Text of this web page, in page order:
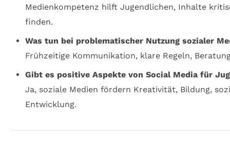
Medienkompetenz hilft Jugendlichen, Inhalte
finden.
Was tun bei problematischer Nutzung sozialer
Frühzeitige Kommunikation, klare Regeln,
Gibt es positive Aspekte von Social Media für
Ja, soziale Medien fördern Kreativität, Bildung,
Entwicklung.